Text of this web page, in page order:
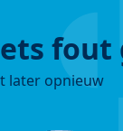
fout
later opnieuw